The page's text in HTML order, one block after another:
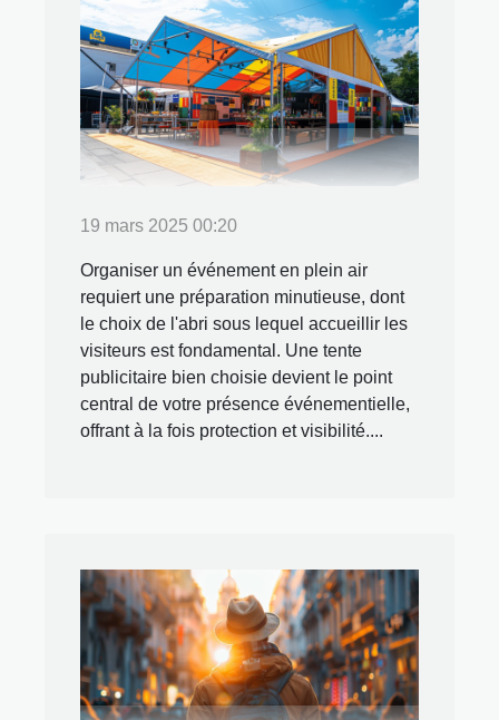
19 mars 2025 00:20
Organiser un événement en plein air
requiert une préparation minutieuse, dont
le choix de l'abri sous lequel accueillir les
visiteurs est fondamental. Une tente
publicitaire bien choisie devient le point
central de votre présence événementielle,
offrant à la fois protection et visibilité....